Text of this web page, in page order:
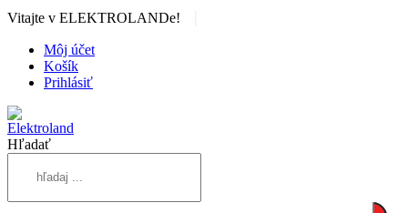
Vitajte v ELEKTROLANDe!
Môj účet
Košík
Prihlásiť
Hľadať